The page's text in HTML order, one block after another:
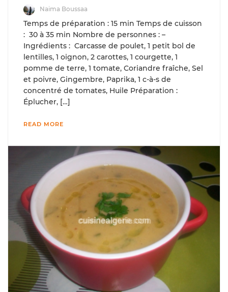
Naima Boussaa
Temps de préparation : 15 min Temps de cuisson
: 30 à 35 min Nombre de personnes : –
Ingrédients : Carcasse de poulet, 1 petit bol de
lentilles, 1 oignon, 2 carottes, 1 courgette, 1
pomme de terre, 1 tomate, Coriandre fraîche, Sel
et poivre, Gingembre, Paprika, 1 c-à-s de
concentré de tomates, Huile Préparation :
Éplucher, […]
READ MORE